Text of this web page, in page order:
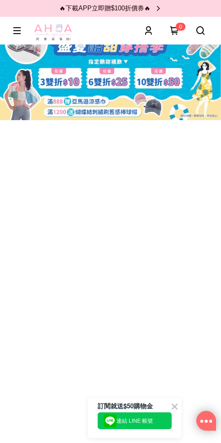
🔥下載APP立即贈$100折價券🔥
0
訂閱就送$50購物金
連結 LINE 帳號